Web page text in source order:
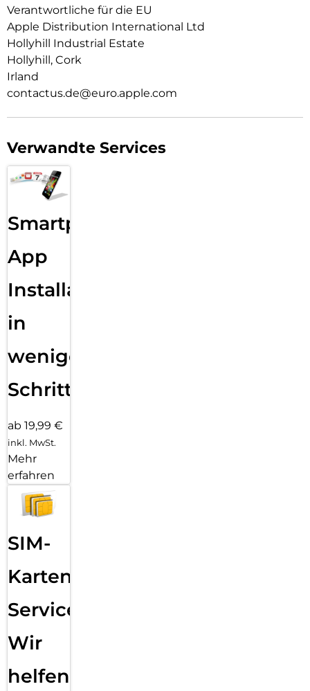
Wie jedes von Apple entwickelte Case durchläuft es im Laufe
des Design‑ und Fertigungs­prozesses Tausende von
Teststunden. Deshalb sieht es nicht nur großartig aus,
sondern ist auch dafür gemacht, dein iPhone vor Kratzern
und bei Stürzen zu schützen.
Verantwortliche für die EU
Apple Distribution International Ltd
Hollyhill Industrial Estate
Hollyhill, Cork
Irland
contactus.de@euro.apple.com
Verwandte Services
Smartphone
App
Installation
in
wenigen
Schritten
ab 19,99 €
inkl. MwSt.
Mehr
erfahren
SIM-
Karten
Service:
Wir
helfen